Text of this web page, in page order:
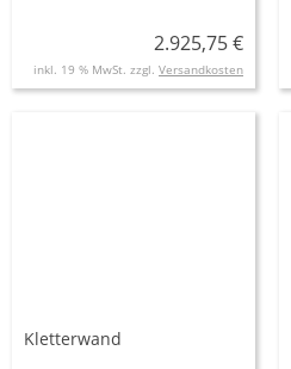
2.925,75 €
inkl. 19 % MwSt. zzgl. Versandkosten
Kletterwand